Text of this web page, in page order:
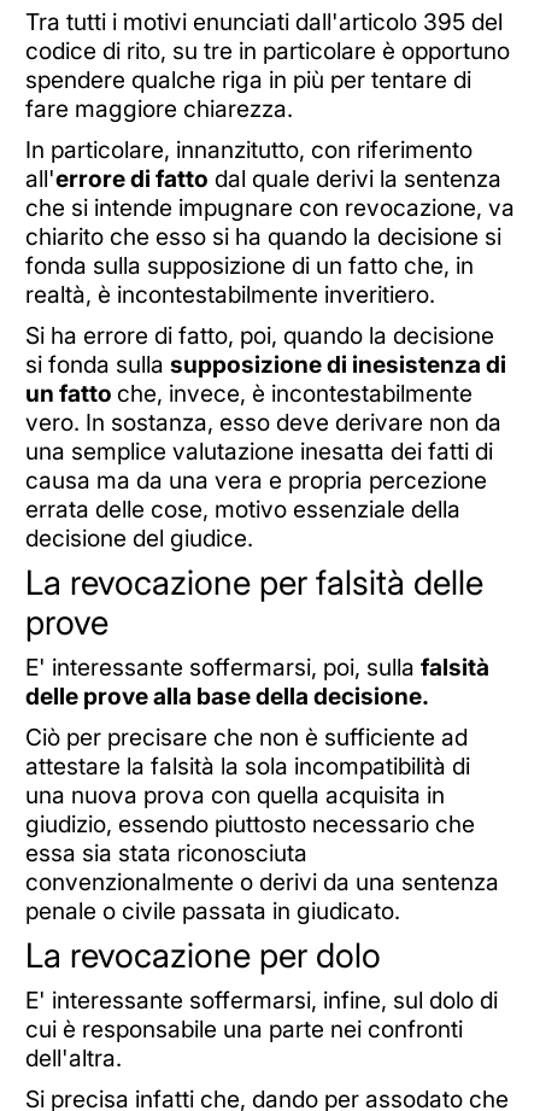
Tra tutti i motivi enunciati dall'articolo 395 del
codice di rito, su tre in particolare è opportuno
spendere qualche riga in più per tentare di
fare maggiore chiarezza.
In particolare, innanzitutto, con riferimento
all'errore di fatto dal quale derivi la sentenza
che si intende impugnare con revocazione, va
chiarito che esso si ha quando la decisione si
fonda sulla supposizione di un fatto che, in
realtà, è incontestabilmente inveritiero.
Si ha errore di fatto, poi, quando la decisione
si fonda sulla supposizione di inesistenza di
un fatto che, invece, è incontestabilmente
vero. In sostanza, esso deve derivare non da
una semplice valutazione inesatta dei fatti di
causa ma da una vera e propria percezione
errata delle cose, motivo essenziale della
decisione del giudice.
La revocazione per falsità delle
prove
E' interessante soffermarsi, poi, sulla falsità
delle prove alla base della decisione.
Ciò per precisare che non è sufficiente ad
attestare la falsità la sola incompatibilità di
una nuova prova con quella acquisita in
giudizio, essendo piuttosto necessario che
essa sia stata riconosciuta
convenzionalmente o derivi da una sentenza
penale o civile passata in giudicato.
La revocazione per dolo
E' interessante soffermarsi, infine, sul dolo di
cui è responsabile una parte nei confronti
dell'altra.
Si precisa infatti che, dando per assodato che